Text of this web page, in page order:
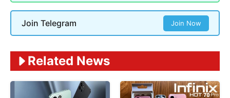
Join Telegram Join Now
Related News